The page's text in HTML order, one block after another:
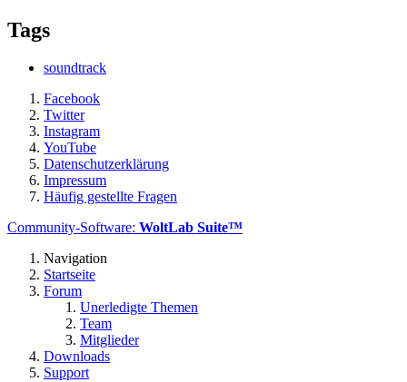
Tags
soundtrack
Facebook
Twitter
Instagram
YouTube
Datenschutzerklärung
Impressum
Häufig gestellte Fragen
Community-Software: WoltLab Suite™
Navigation
Startseite
Forum
Unerledigte Themen
Team
Mitglieder
Downloads
Support